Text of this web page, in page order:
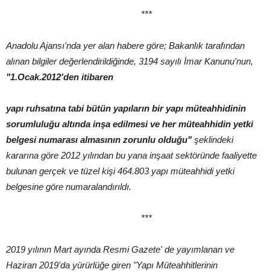
***
Anadolu Ajansı'nda yer alan habere göre; Bakanlık tarafından
alınan bilgiler değerlendirildiğinde, 3194 sayılı İmar Kanunu'nun,
"1.Ocak.2012'den itibaren
yapı ruhsatına tabi bütün yapıların bir yapı müteahhidinin
sorumluluğu altında inşa edilmesi ve her müteahhidin yetki
belgesi numarası almasının zorunlu olduğu"şeklindeki
kararına göre 2012 yılından bu yana inşaat sektöründe faaliyette
bulunan gerçek ve tüzel kişi 464.803 yapı müteahhidi yetki
belgesine göre numaralandırıldı.
***
2019 yılının Mart ayında Resmi Gazete' de yayımlanan ve
Haziran 2019'da yürürlüğe giren "Yapı Müteahhitlerinin